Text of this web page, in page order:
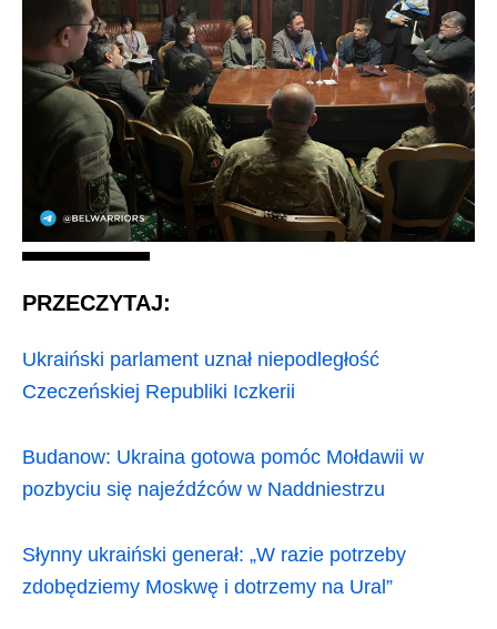
PRZECZYTAJ:
Ukraiński parlament uznał niepodległość
Czeczeńskiej Republiki Iczkerii
Budanow: Ukraina gotowa pomóc Mołdawii w
pozbyciu się najeźdźców w Naddniestrzu
Słynny ukraiński generał: „W razie potrzeby
zdobędziemy Moskwę i dotrzemy na Ural”